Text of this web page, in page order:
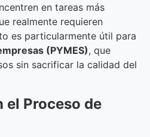
en tareas más
realmente requieren
es particularmente útil para
(PYMES), que
sin sacrificar la calidad del
el Proceso de